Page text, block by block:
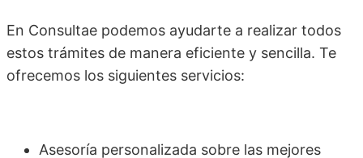
En Consultae podemos ayudarte a realizar todos
estos trámites de manera eficiente y sencilla. Te
ofrecemos los siguientes servicios:
Asesoría personalizada sobre las mejores